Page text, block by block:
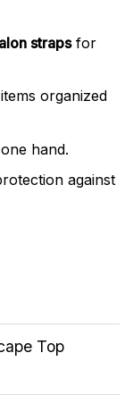
strapsfor
organized
hand.
against
Top